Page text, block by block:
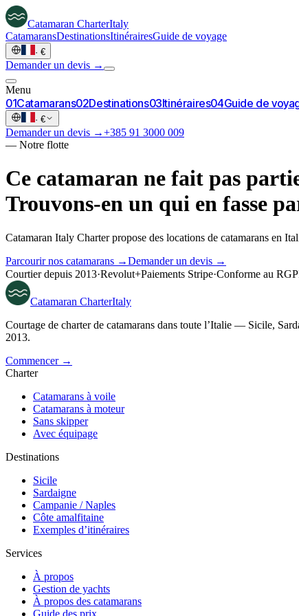
Catamaran CharterItaly
CatamaransDestinationsItinérairesGuide de voyage
· €
Demander un devis →
Menu
01Catamarans02Destinations03Itinéraires04Guide de
· €
Demander un devis →+385 91 3000 009
— Notre flotte
Ce catamaran ne fait pas
Trouvons-en un qui en fasse
Catamaran Italy Charter propose des locations de catamarans en
Parcourir nos catamarans →Demander un devis →
Courtier depuis 2013·Revolut+Paiements Stripe·Conforme au
Catamaran CharterItaly
Courtage de charter de catamarans dans toute l’Italie — Sicile,
2013.
Commencer →
Charter
Catamarans à voile
Catamarans à moteur
Sans skipper
Avec équipage
Destinations
Sicile
Sardaigne
Campanie / Naples
Côte amalfitaine
Exemples d’itinéraires
Services
À propos
Gestion de yachts
À propos des catamarans
Guide des prix